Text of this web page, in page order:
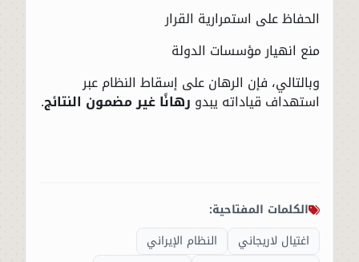
الحفاظ على استمرارية القرار
منع انهيار مؤسسات الدولة
وبالتالي، فإن الرهان على إسقاط النظام عبر
استهداف قياداته يبدو رهانًا غير مضمون النتائج.
الكلمات المفتاحية:
اغتيال لاريجاني
النظام الإيراني